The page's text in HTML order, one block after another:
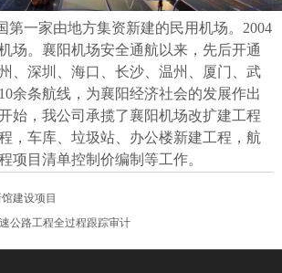
第一家由地方集资新建的民用机场。2004
场。襄阳机场安全通航以来，先后开通
、深圳、海口、长沙、温州、厦门、武
余条航线，为襄阳经济社会的发展作出
始，我公司承揽了襄阳机场改扩建工程
，车库、垃圾站、办公楼新建工程，航
项目清单控制价编制等工作。
建设项目
公路工程全过程跟踪审计